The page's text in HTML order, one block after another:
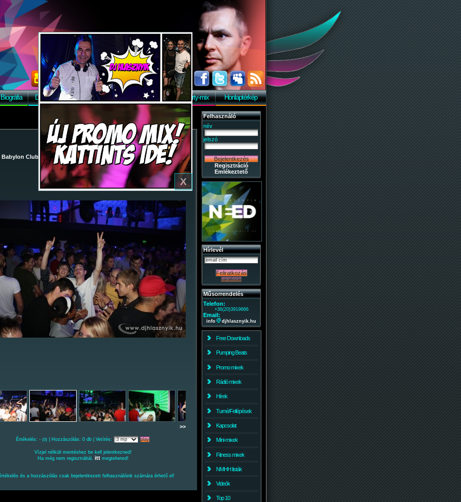
Biográfia Discográfia Képek Letöltés Vendégkönyv Party-mix Honlaptérkép
Babylon Club /2009-09-22 - KÖZGÉ Feli-City Paty/ 26
>>
Értékelés: - (0) | Hozzászólás: 0 db | Vetítés:
Vízjel nélküli mentéshez be kell jelentkezned!
Ha még nem regisztráltál, ittmegteheted!
és a hozzászólás csak bejelentkezett felhasználóink számára érhető el!
Felhasználó
név
jelszó
Regisztráció
Emlékeztető
Hírlevél
Műsorrendelés
Telefon:
+36(20)3919666
Email:
info djhlasznyik.hu
Free Downloads
Pumping Beats
Promo mixek
Rádió mixek
Hírek
Turné/Fellépések
Kapcsolat
Mini-mixek
Fitness mixek
NMHH listák
Videók
Top 10